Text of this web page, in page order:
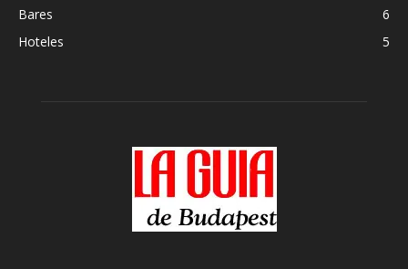
Bares
6
Hoteles
5